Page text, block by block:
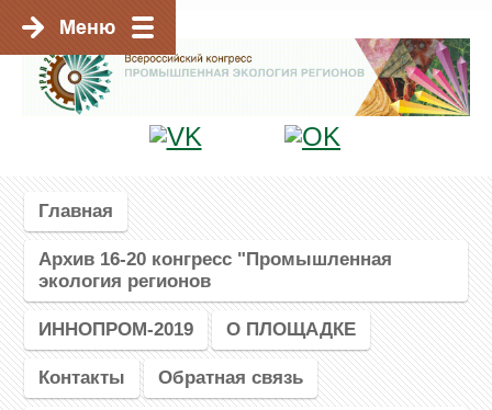
Главная
Архив 16-20 конгресс "Промышленная
экология регионов
ИННОПРОМ-2019 О ПЛОЩАДКЕ
Контакты Обратная связь